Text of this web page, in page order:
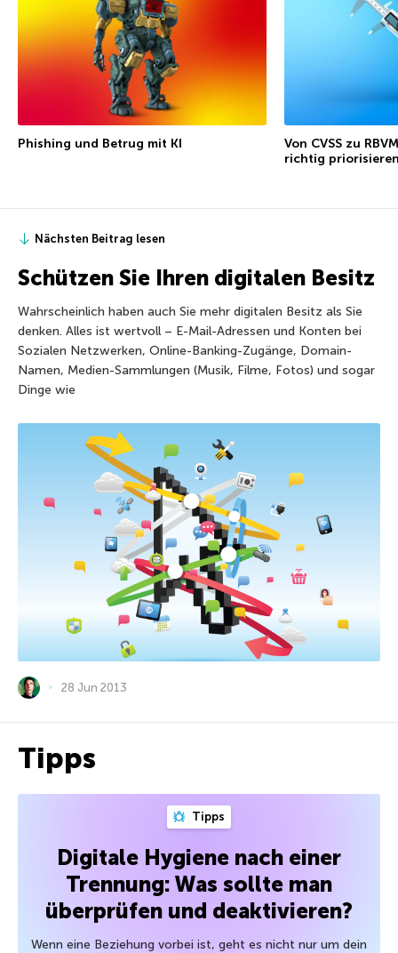
Phishing und Betrug mit KI
Von CVSS zu
richtig
Nächsten Beitrag lesen
Schützen Sie Ihren digitalen Besitz
Wahrscheinlich haben auch Sie mehr digitalen Besitz als Sie
denken. Alles ist wertvoll – E-Mail-Adressen und Konten bei
Sozialen Netzwerken, Online-Banking-Zugänge, Domain-
Namen, Medien-Sammlungen (Musik, Filme, Fotos) und sogar
Dinge wie
28 Jun 2013
Tipps
Tipps
Digitale Hygiene nach einer
Trennung: Was sollte man
überprüfen und deaktivieren?
Wenn eine Beziehung vorbei ist, geht es nicht nur um dein